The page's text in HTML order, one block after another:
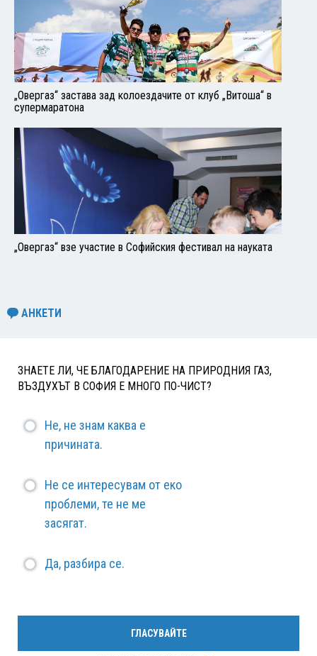
„Овергаз“ застава зад колоездачите от клуб „Витоша“ в
супермаратона
„Овергаз“ взе участие в Софийския фестивал на науката
АНКЕТИ
ЗНАЕТЕ ЛИ, ЧЕ БЛАГОДАРЕНИЕ НА ПРИРОДНИЯ ГАЗ,
ВЪЗДУХЪТ В СОФИЯ Е МНОГО ПО-ЧИСТ?
Не, не знам каква е
причината.
Не се интересувам от еко
проблеми, те не ме
засягат.
Да, разбира се.